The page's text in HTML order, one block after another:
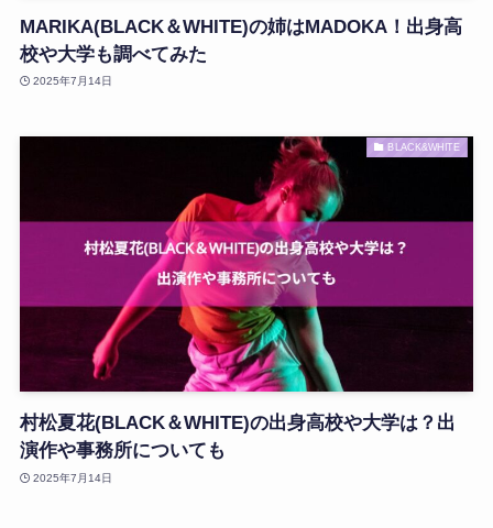
MARIKA(BLACK＆WHITE)の姉はMADOKA！出身高
校や大学も調べてみた
2025年7月14日
BLACK&WHITE
村松夏花(BLACK＆WHITE)の出身高校や大学は？出
演作や事務所についても
2025年7月14日